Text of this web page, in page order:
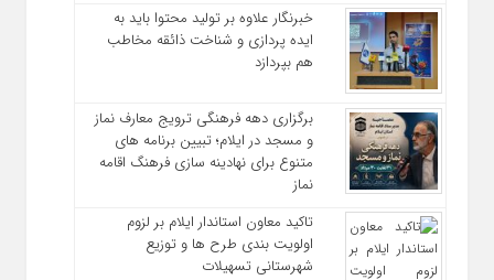
خبرنگار علاوه بر تولید محتوا باید به
ایده‌ پردازی و شناخت ذائقه مخاطب
هم بپردازد
برگزاری دهه فرهنگی ترویج معارف نماز
و مسجد در ایلام؛ تبیین برنامه‌ های
متنوع برای نهادینه‌ سازی فرهنگ اقامه
نماز
تاکید معاون استاندار ایلام بر لزوم
اولویت‌ بندی طرح‌ ها و توزیع
شهرستانی تسهیلات